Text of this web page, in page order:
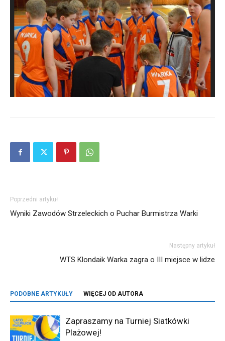
Poprzedni artykuł
Wyniki Zawodów Strzeleckich o Puchar Burmistrza Warki
Następny artykuł
WTS Klondaik Warka zagra o III miejsce w lidze
PODOBNE ARTYKUŁY WIĘCEJ OD AUTORA
Zapraszamy na Turniej Siatkówki
Plażowej!